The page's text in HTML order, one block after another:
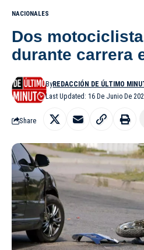
NACIONALES
Dos
durante carrera
Last Updated: 16 De Junio De
ByREDACCIÓN DE ÚLTIMO
Share